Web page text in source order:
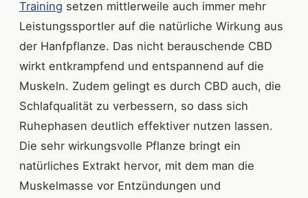
Training setzen mittlerweile auch immer mehr
Leistungssportler auf die natürliche Wirkung aus
der Hanfpflanze. Das nicht berauschende CBD
wirkt entkrampfend und entspannend auf die
Muskeln. Zudem gelingt es durch CBD auch, die
Schlafqualität zu verbessern, so dass sich
Ruhephasen deutlich effektiver nutzen lassen.
Die sehr wirkungsvolle Pflanze bringt ein
natürliches Extrakt hervor, mit dem man die
Muskelmasse vor Entzündungen und